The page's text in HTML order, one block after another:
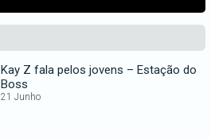
Kay Z fala pelos jovens – Estação do
Boss
21 Junho